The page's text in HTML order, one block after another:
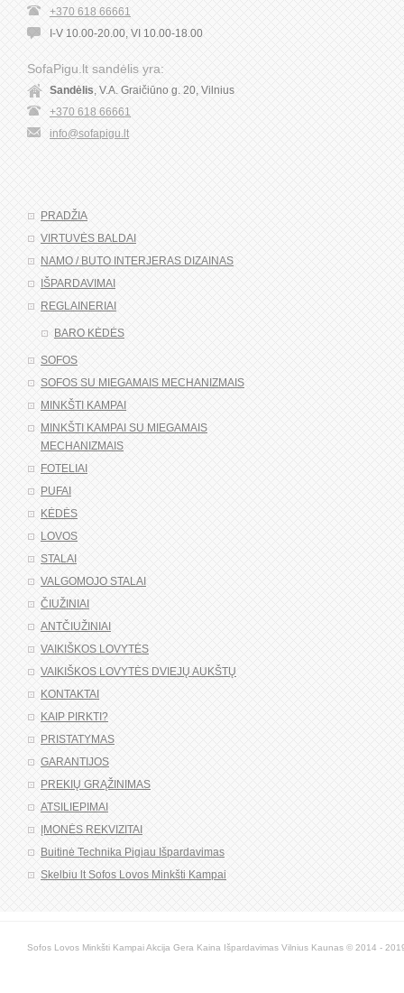
+370 618 66661
I-V 10.00-20.00, VI 10.00-18.00
SofaPigu.lt sandėlis yra:
Sandėlis , V.A. Graičiūno g. 20, Vilnius
+370 618 66661
info@sofapigu.lt
PRADŽIA
VIRTUVĖS BALDAI
NAMO / BUTO INTERJERAS DIZAINAS
IŠPARDAVIMAI
REGLAINERIAI
BARO KĖDĖS
SOFOS
SOFOS SU MIEGAMAIS MECHANIZMAIS
MINKŠTI KAMPAI
MINKŠTI KAMPAI SU MIEGAMAIS
MECHANIZMAIS
FOTELIAI
PUFAI
KĖDĖS
LOVOS
STALAI
VALGOMOJO STALAI
ČIUŽINIAI
ANTČIUŽINIAI
VAIKIŠKOS LOVYTĖS
VAIKIŠKOS LOVYTĖS DVIEJŲ AUKŠTŲ
KONTAKTAI
KAIP PIRKTI?
PRISTATYMAS
GARANTIJOS
PREKIŲ GRĄŽINIMAS
ATSILIEPIMAI
ĮMONĖS REKVIZITAI
Buitinė Technika Pigiau Išpardavimas
Skelbiu lt Sofos Lovos Minkšti Kampai
Sofos Lovos Minkšti Kampai Akcija Gera Kaina Išpardavimas Vilnius Kaunas © 2014 -